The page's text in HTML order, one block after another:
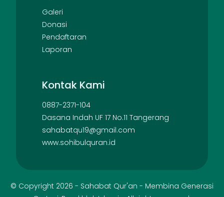
Galeri
Donasi
Pendaftaran
Laporan
Kontak Kami
0887-2371-104
Dasana Indah UF 17 No.11 Tangerang
sahabatqu19@gmail.com
www.sohibulquran.id
© Copyright 2026 - Sahabat Qur'an - Membina Generasi